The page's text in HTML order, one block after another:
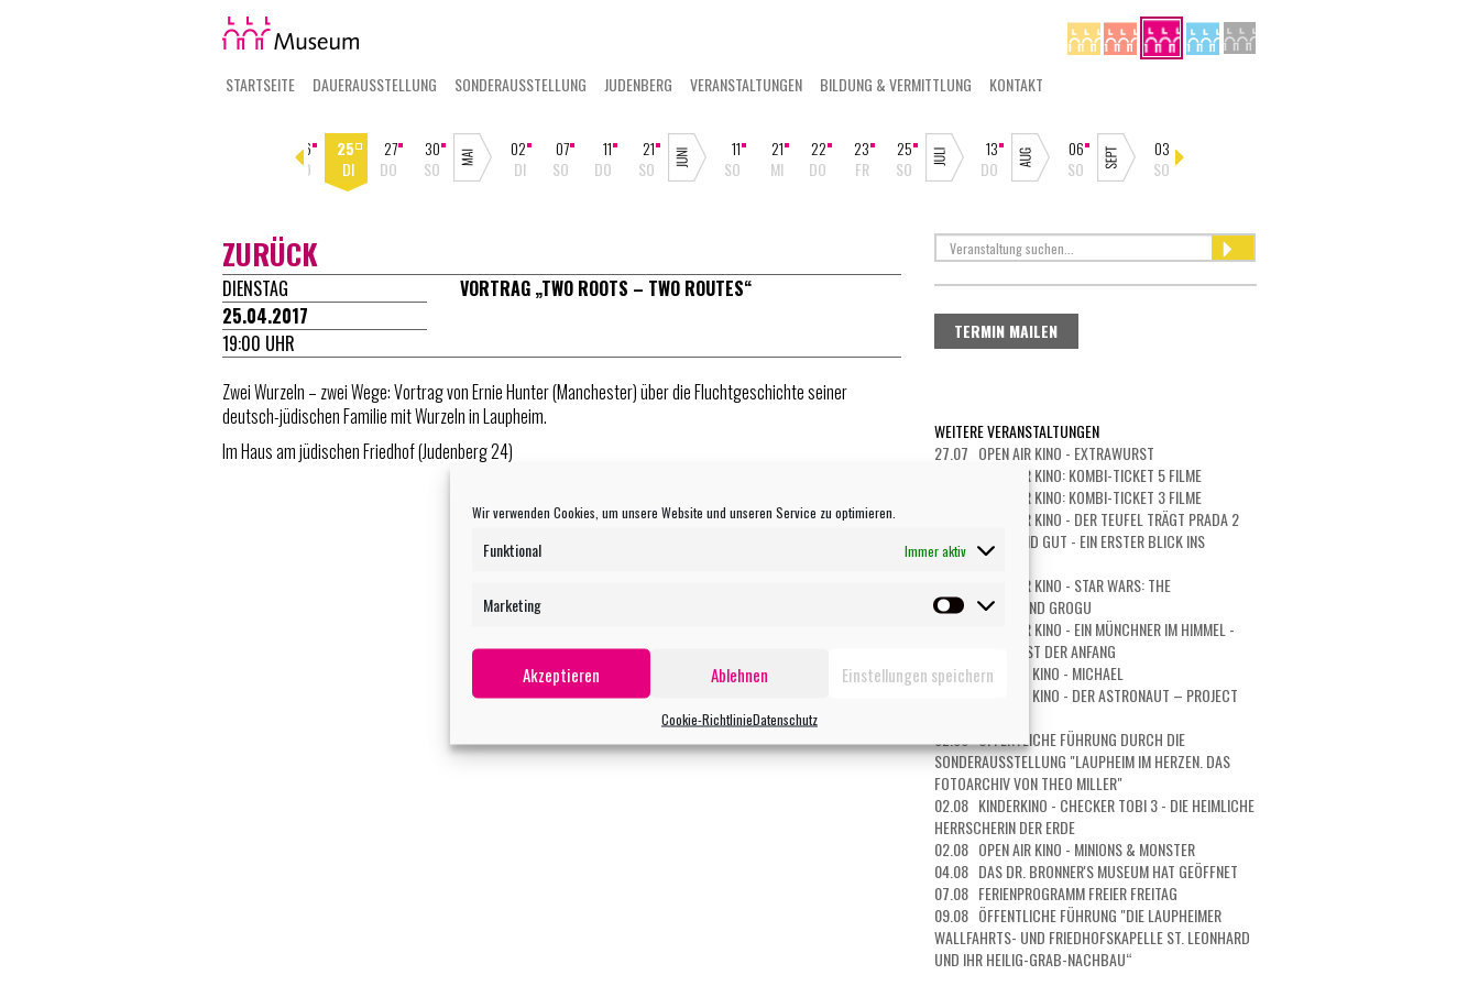
Wir verwenden Cookies, um unsere Website und unseren Service zu optimieren.
Funktional Immer aktiv
Marketing Marketing
Akzeptieren Ablehnen Einstellungen speichern
Cookie-RichtlinieDatenschutz
STARTSEITE DAUERAUSSTELLUNG SONDERAUSSTELLUNG JUDENBERG VERANSTALTUNGEN BILDUNG & VERMITTLUNG KONTAKT
16
SO
25
DI
27
DO
30
SO
02
DI
07
SO
11
DO
21
SO
11
SO
21
MI
22
DO
23
FR
25
SO
13
DO
06
SO
03
SO
ZURÜCK
DIENSTAG
25.04.2017
19:00 UHR
VORTRAG „TWO ROOTS – TWO ROUTES“
Zwei Wurzeln – zwei Wege: Vortrag von Ernie Hunter (Manchester) über die Fluchtgeschichte seiner
deutsch-jüdischen Familie mit Wurzeln in Laupheim.
Im Haus am jüdischen Friedhof (Judenberg 24)
TERMIN MAILEN
WEITERE VERANSTALTUNGEN
27.07 OPEN AIR KINO - EXTRAWURST
27.07 OPEN AIR KINO: KOMBI-TICKET 5 FILME
27.07 OPEN AIR KINO: KOMBI-TICKET 3 FILME
28.07 OPEN AIR KINO - DER TEUFEL TRÄGT PRADA 2
29.07 KURZ UND GUT - EIN ERSTER BLICK INS
MUSEUM
29.07 OPEN AIR KINO - STAR WARS: THE
MANDALORIAN AND GROGU
30.07 OPEN AIR KINO - EIN MÜNCHNER IM HIMMEL -
DER TOD IST ERST DER ANFANG
31.07 OPEN AIR KINO - MICHAEL
01.08 OPEN AIR KINO - DER ASTRONAUT – PROJECT
02.08 ÖFFENTLICHE FÜHRUNG DURCH DIE
SONDERAUSSTELLUNG "LAUPHEIM IM HERZEN. DAS
FOTOARCHIV VON THEO MILLER"
02.08 KINDERKINO - CHECKER TOBI 3 - DIE HEIMLICHE
HERRSCHERIN DER ERDE
02.08 OPEN AIR KINO - MINIONS & MONSTER
04.08 DAS DR. BRONNER'S MUSEUM HAT GEÖFFNET
07.08 FERIENPROGRAMM FREIER FREITAG
09.08 ÖFFENTLICHE FÜHRUNG "DIE LAUPHEIMER
WALLFAHRTS- UND FRIEDHOFSKAPELLE ST. LEONHARD
UND IHR HEILIG-GRAB-NACHBAU“